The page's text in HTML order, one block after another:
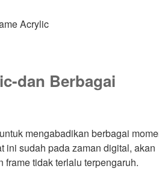
dan Berbagai
mengabadikan berbagai
ini sudah pada zaman digital, akan
frame tidak terlalu terpengaruh.